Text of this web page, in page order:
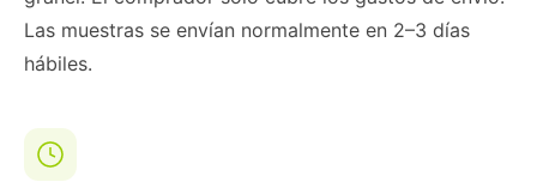
Las muestras se envían normalmente en 2–3 días
hábiles.